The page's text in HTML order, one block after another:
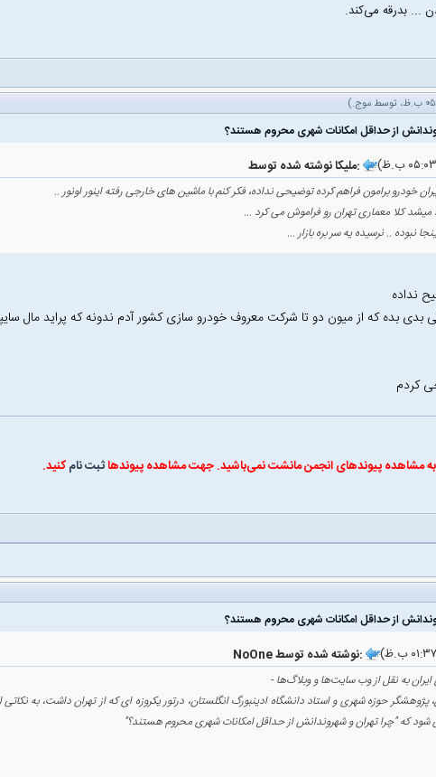
... بدرقه می‌کند.
موج.)
ملیکا نوشته شده توسط:
خودرو برامون فراهم کرده توضیحی نداده‌، فکر کنم با ماشین های خارجی رفته اینور اونور ..
میشد کلا معماری تهران رو فراموش می کرد ...
نبوده .. نرسیده یه سر بره بازار ...
نداده
بدی بده که از میون دو تا شرکت معروف خودرو سازی کشور آدم ندونه که پراید مال
کردم
به مشاهده پیوندهای انجمن مانشت نمی‌باشید. جهت مشاهده پیوندهاثبت نامکنید.
NoOne نوشته شده توسط:
به نقل از وب سایت‌ها و وبلاگ‌ها -
پژوهشگر حوزه شهری و استاد دانشگاه ادینبورگ انگلستان، درتور یکروزه ای که از تهران داشت، به
که "چرا تهران و شهروندانش از حداقل امکانات شهری محروم هستند؟"